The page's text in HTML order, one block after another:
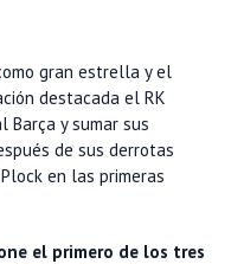
gran estrella y el
destacada el RK
y sumar sus
de sus derrotas
en las primeras
el primero de los tres